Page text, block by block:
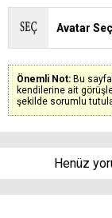
Avatar Seç
Önemli Not: Bu
kendilerine ait
şekilde sorumlu
Henüz